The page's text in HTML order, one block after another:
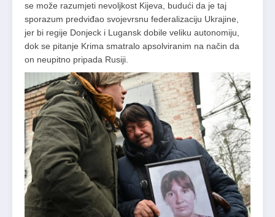
se može razumjeti nevoljkost Kijeva, budući da je taj
sporazum predviđao svojevrsnu federalizaciju Ukrajine,
jer bi regije Donjeck i Lugansk dobile veliku autonomiju,
dok se pitanje Krima smatralo apsolviranim na način da
on neupitno pripada Rusiji.